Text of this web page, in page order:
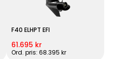
F40 ELHPT EFI
61.695 kr
Ord. pris: 68.395 kr